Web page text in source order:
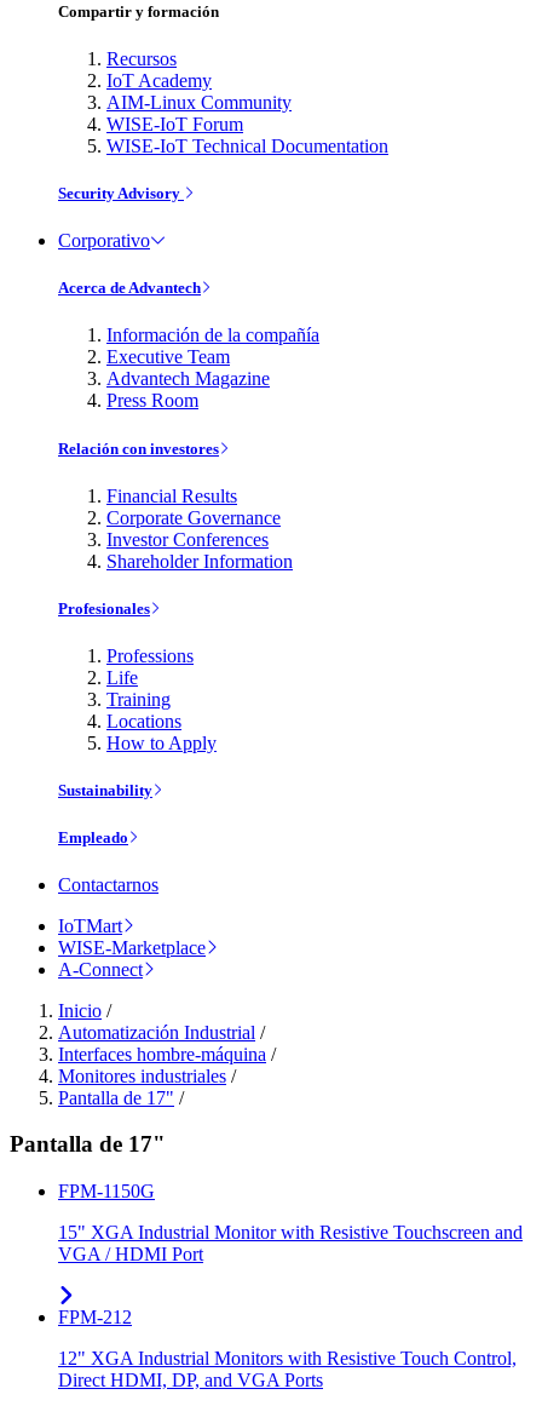
Compartir y formación
Recursos
IoT Academy
AIM-Linux Community
WISE-IoT Forum
WISE-IoT Technical Documentation
Security Advisory
Corporativo
Acerca de Advantech
Información de la compañía
Executive Team
Advantech Magazine
Press Room
Relación con investores
Financial Results
Corporate Governance
Investor Conferences
Shareholder Information
Profesionales
Professions
Life
Training
Locations
How to Apply
Sustainability
Empleado
Contactarnos
IoTMart
WISE-Marketplace
A-Connect
Inicio /
Automatización Industrial /
Interfaces hombre-máquina /
Monitores industriales /
Pantalla de 17" /
Pantalla de 17"
FPM-1150G
15" XGA Industrial Monitor with Resistive Touchscreen and
VGA / HDMI Port
FPM-212
12" XGA Industrial Monitors with Resistive Touch Control,
Direct HDMI, DP, and VGA Ports